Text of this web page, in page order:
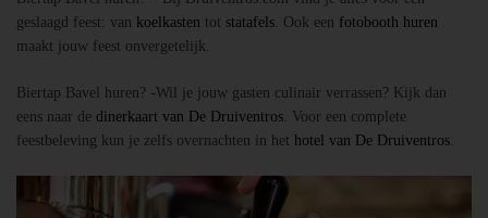
geslaagd feest: van koelkasten tot statafels. Ook een fotobooth huren
maakt jouw feest onvergetelijk.
Biertap Bavel huren? -Wil je jouw gasten culinair verrassen? Kijk dan
eens naar de dinerkaart van De Druiventros. Voor een complete
feestbeleving kun je zelfs overnachten in het hotel van De Druiventros.